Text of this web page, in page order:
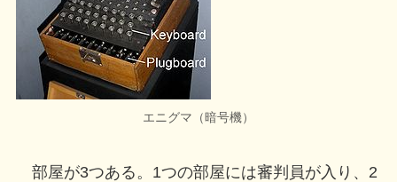
エニグマ（暗号機）
部屋が3つある。1つの部屋には審判員が入り、2